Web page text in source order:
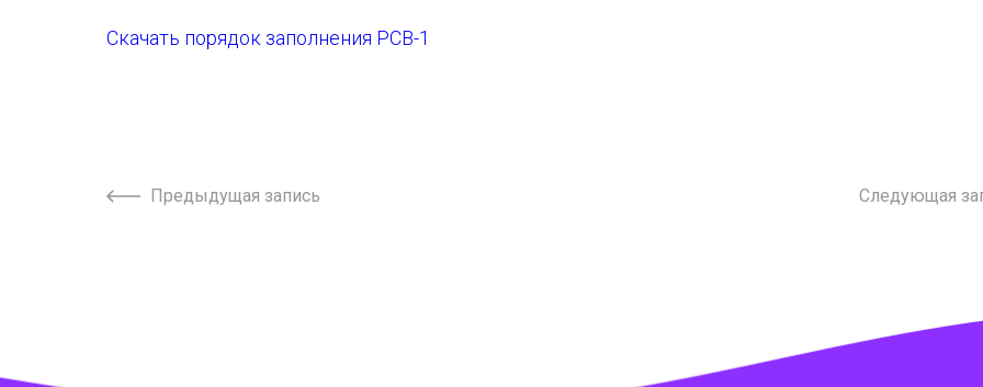
Скачать порядок заполнения РСВ-1
Предыдущая запись Следующая